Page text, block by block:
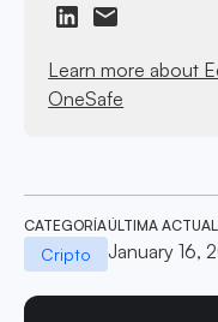
Learn more about
OneSafe
CATEGORÍA
Cripto
ÚLTIMA
January 16,